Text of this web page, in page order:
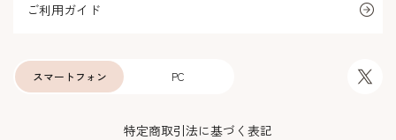
ご利用ガイド
PC
スマートフォン
特定商取引法に基づく表記